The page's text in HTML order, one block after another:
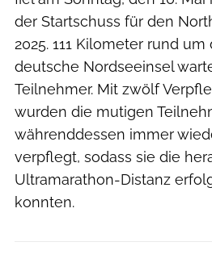
der Startschuss für den
2025. 111 Kilometer rund
deutsche Nordseeinsel
Teilnehmer. Mit zwölf
wurden die mutigen
währenddessen immer
verpflegt, sodass sie die
Ultramarathon-Distanz
konnten.